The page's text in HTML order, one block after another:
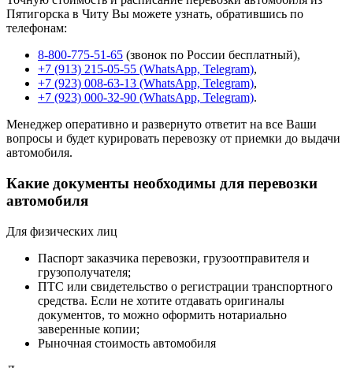
Пятигорска в Читу Вы можете узнать, обратившись по
телефонам:
8-800-775-51-65 (звонок по России бесплатный),
+7 (913) 215-05-55 (WhatsApp, Telegram),
+7 (923) 008-63-13 (WhatsApp, Telegram),
+7 (923) 000-32-90 (WhatsApp, Telegram).
Менеджер оперативно и развернуто ответит на все Ваши
вопросы и будет курировать перевозку от приемки до выдачи
автомобиля.
Какие документы необходимы для перевозки
автомобиля
Для физических лиц
Паспорт заказчика перевозки, грузоотправителя и
грузополучателя;
ПТС или свидетельство о регистрации транспортного
средства. Если не хотите отдавать оригиналы
документов, то можно оформить нотариально
заверенные копии;
Рыночная стоимость автомобиля